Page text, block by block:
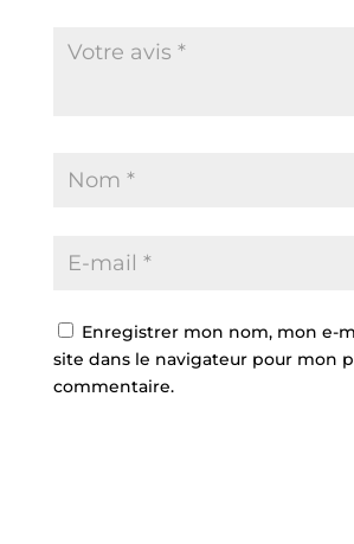
Enregistrer mon nom, mon e-
site dans le navigateur pour mon
commentaire.